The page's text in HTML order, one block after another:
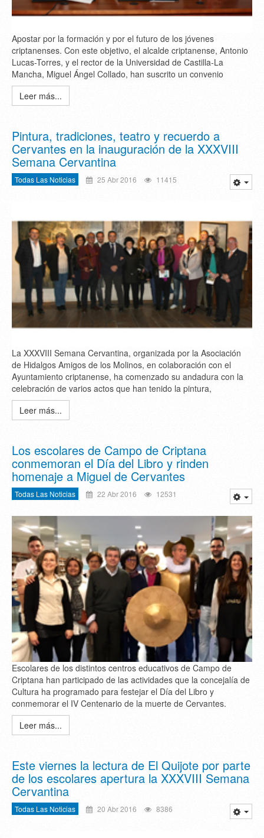
Apostar por la formación y por el futuro de los jóvenes
criptanenses. Con este objetivo, el alcalde criptanense, Antonio
Lucas-Torres, y el rector de la Universidad de Castilla-La
Mancha, Miguel Ángel Collado, han suscrito un convenio
Leer más...
Pintura, tradiciones, teatro y recuerdo a
Cervantes en la inauguración de la XXXVIII
Semana Cervantina
Todas Las Noticias 25 Abr 2016 11415
La XXXVIII Semana Cervantina, organizada por la Asociación
de Hidalgos Amigos de los Molinos, en colaboración con el
Ayuntamiento criptanense, ha comenzado su andadura con la
celebración de varios actos que han tenido la pintura,
Leer más...
Los escolares de Campo de Criptana
conmemoran el Día del Libro y rinden
homenaje a Miguel de Cervantes
Todas Las Noticias 22 Abr 2016 12531
Escolares de los distintos centros educativos de Campo de
Criptana han participado de las actividades que la concejalía de
Cultura ha programado para festejar el Día del Libro y
conmemorar el IV Centenario de la muerte de Cervantes.
Leer más...
Este viernes la lectura de El Quijote por parte
de los escolares apertura la XXXVIII Semana
Cervantina
Todas Las Noticias 20 Abr 2016 8386